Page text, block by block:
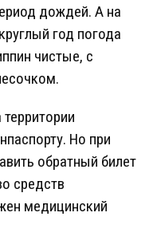
дождей. А на
год погода
чистые, с
Но при
обратный билет
средств
медицинский